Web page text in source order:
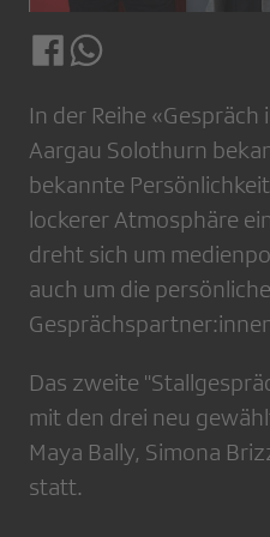
In der Reihe «Gespräch
Aargau Solothurn
bekannte
lockerer Atmosphäre
dreht sich um
auch um die
Das zweite
mit den drei neu
Maya Bally, Simona
statt.